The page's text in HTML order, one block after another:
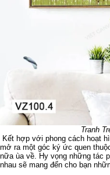
Tranh
Kết hợp với phong cách hoạt
mở ra một góc ký ức quen
nữa ùa về. Hy vọng những tác
nhau sẽ mang đến cho bạn